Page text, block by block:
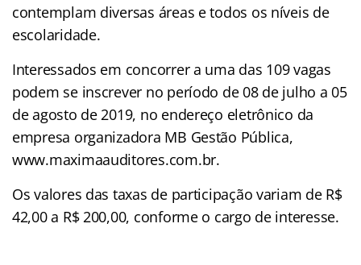
contemplam diversas áreas e todos os níveis de
escolaridade.
Interessados em concorrer a uma das 109 vagas
podem se inscrever no período de 08 de julho a 05
de agosto de 2019, no endereço eletrônico da
empresa organizadora MB Gestão Pública,
www.maximaauditores.com.br.
Os valores das taxas de participação variam de R$
42,00 a R$ 200,00, conforme o cargo de interesse.